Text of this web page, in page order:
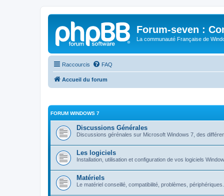
Forum-seven :
La communauté Française de
Raccourcis FAQ
Accueil du forum
FORUM WINDOWS 7
Discussions Générales
Discussions gérénales sur Microsoft Windows 7, des
Les logiciels
Installation, utilisation et configuration de vos logiciels
Matériels
Le matériel conseillé, compatibilité, problèmes, périphériques.